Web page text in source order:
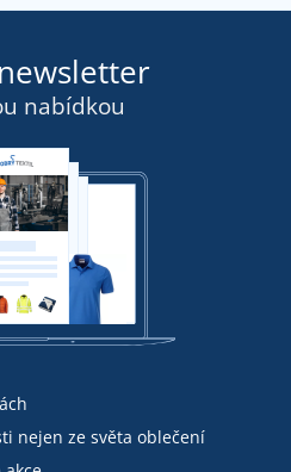
nabídkou
nejen ze světa oblečení